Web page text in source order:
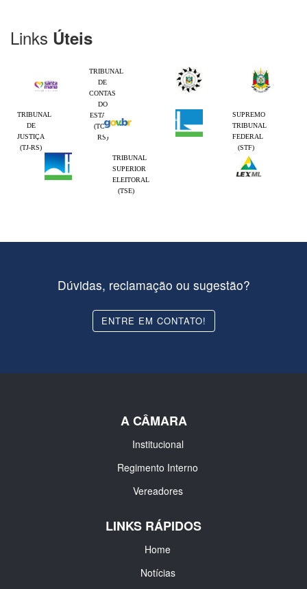
Links Úteis
TRIBUNAL
DE
CONTAS
DO
ESTADO
(TCE-
RS)
TRIBUNAL
DE
JUSTIÇA
(TJ-RS)
SUPREMO
TRIBUNAL
FEDERAL
(STF)
TRIBUNAL
SUPERIOR
ELEITORAL
(TSE)
Dúvidas, reclamação ou sugestão?
ENTRE EM CONTATO!
A CÂMARA
Institucional
Regimento Interno
Vereadores
LINKS RÁPIDOS
Home
Notícias